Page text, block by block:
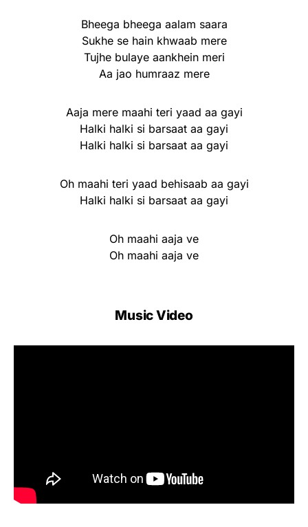
Bheega bheega aalam saara
Sukhe se hain khwaab mere
Tujhe bulaye aankhein meri
Aa jao humraaz mere
Aaja mere maahi teri yaad aa gayi
Halki halki si barsaat aa gayi
Halki halki si barsaat aa gayi
Oh maahi teri yaad behisaab aa gayi
Halki halki si barsaat aa gayi
Oh maahi aaja ve
Oh maahi aaja ve
Music Video